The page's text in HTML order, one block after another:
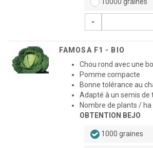
-
FAMOSA F1 - BIO
Chou rond avec une
Pomme compacte
Bonne tolérance au
Adapté à un semis de
Nombre de plants / ha
OBTENTION BEJO
1000 graines